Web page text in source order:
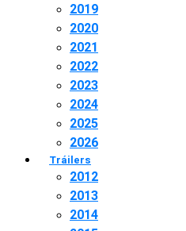
2019
2020
2021
2022
2023
2024
2025
2026
Tráilers
2012
2013
2014